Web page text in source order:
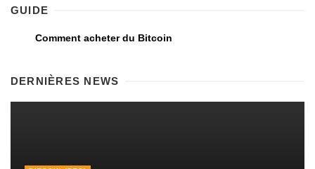
GUIDE
Comment acheter du Bitcoin
DERNIÈRES NEWS